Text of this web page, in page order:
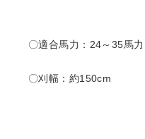
〇適合馬力：24～35馬力
〇刈幅：約150cm